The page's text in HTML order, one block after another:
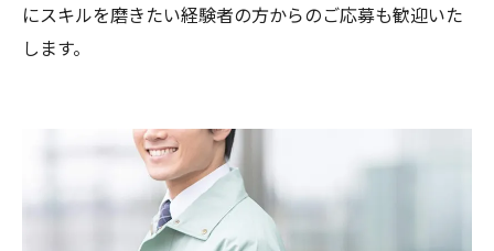
にスキルを磨きたい経験者の方からのご応募も歓迎いた
します。